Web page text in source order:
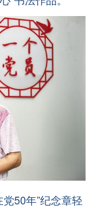
50年”纪念章轻